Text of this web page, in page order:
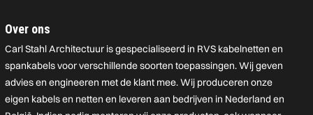
Over ons
Carl Stahl Architectuur is gespecialiseerd in RVS kabelnetten en
spankabels voor verschillende soorten toepassingen. Wij geven
advies en engineeren met de klant mee. Wij produceren onze
eigen kabels en netten en leveren aan bedrijven in Nederland en